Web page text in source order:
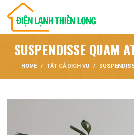
SUSPENDISSE QUAM
HOME TẤT CẢ DỊCH VỤ